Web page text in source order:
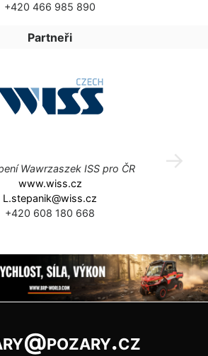
+420 466 985 890
Partneři
Wawrzaszek ISS pro ČR
www.wiss.cz
L.stepanik@wiss.cz
+420 608 180 668